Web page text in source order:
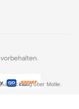
über Mollie.